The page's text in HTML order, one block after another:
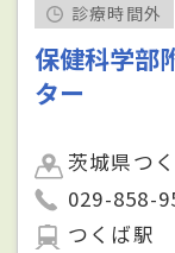
診療時間外
保健科学部
ター
茨城県つ
029-858-
つくば駅